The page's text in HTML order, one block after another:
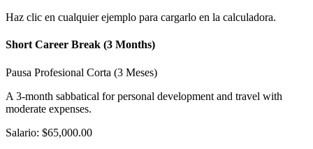
Haz clic en cualquier ejemplo para cargarlo en la calculadora.
Short Career Break (3 Months)
Pausa Profesional Corta (3 Meses)
A 3-month sabbatical for personal development and travel with
moderate expenses.
Salario: $65,000.00